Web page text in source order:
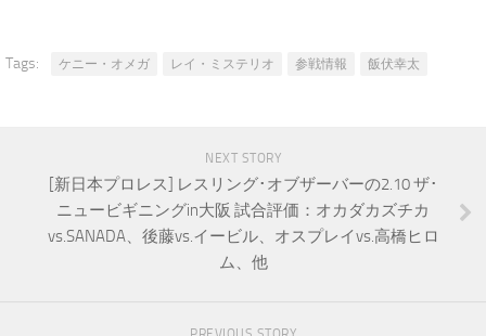
Tags: ケニー・オメガ レイ・ミステリオ 参戦情報 飯伏幸太
NEXT STORY
[新日本プロレス] レスリング･オブザーバーの2.10 ザ･
ニュービギニングin大阪 試合評価：オカダカズチカ
vs.SANADA、後藤vs.イービル、オスプレイvs.高橋ヒロ
ム、他